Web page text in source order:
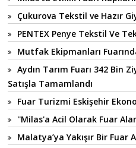
Çukurova Tekstil ve Hazır
PENTEX Penye Tekstil Ve
Mutfak Ekipmanları
Aydın Tarım Fuarı 342 Bin
Satışla Tamamlandı
Fuar Turizmi Eskişehir
''Milas'a Acil Olarak Fuar
Malatya’ya Yakışır Bir Fuar